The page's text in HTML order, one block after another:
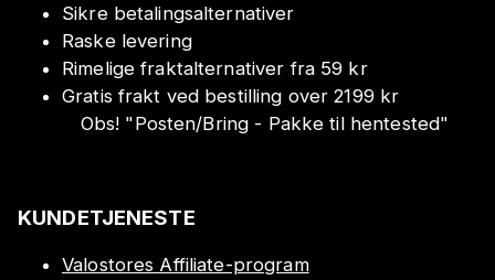
Sikre betalingsalternativer
Raske levering
Rimelige fraktalternativer fra 59 kr
Gratis frakt ved bestilling over 2199 kr
Obs! "Posten/Bring - Pakke til hentested"
KUNDETJENESTE
Valostores Affiliate-program